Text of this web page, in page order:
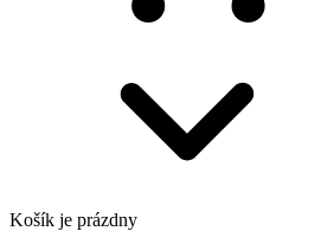
Košík je prázdny